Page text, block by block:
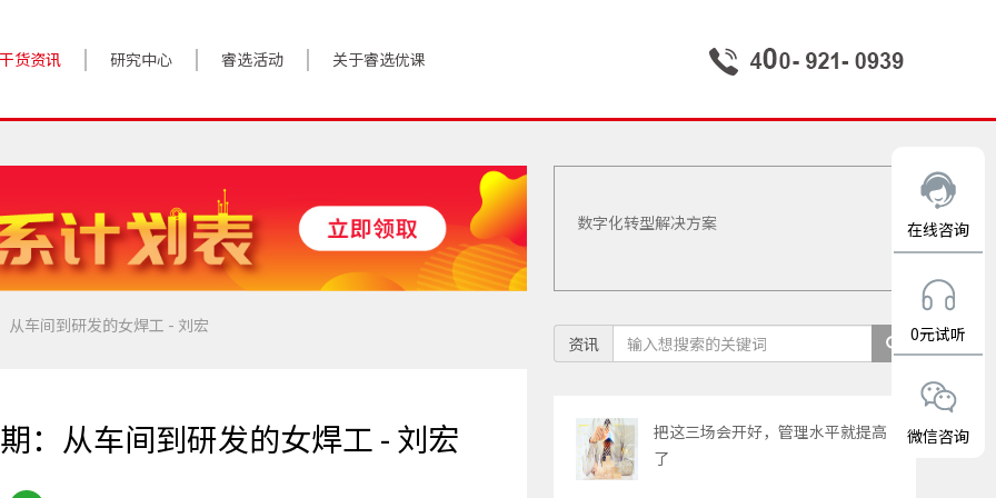
干货资讯
政策前沿
答疑精选
睿选视角
研究中心
解决方案
数字化转型
睿选活动
往期回顾
关于睿选优课
在线咨询
0元试听
微信咨询
车间到研发的女焊工 - 刘宏
：从车间到研发的女焊工 - 刘宏
数字化转型解决方案
资讯
把这三场会开好，管理水平就提高
了